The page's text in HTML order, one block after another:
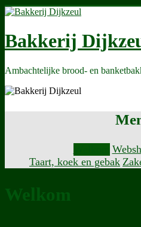
Bakkerij
Ambachtelijke brood- en
Taart, koek en gebak
Welkom